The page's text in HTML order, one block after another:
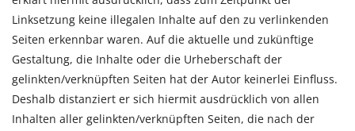
Linksetzung keine illegalen Inhalte auf den zu verlinkenden
Seiten erkennbar waren. Auf die aktuelle und zukünftige
Gestaltung, die Inhalte oder die Urheberschaft der
gelinkten/verknüpften Seiten hat der Autor keinerlei Einfluss.
Deshalb distanziert er sich hiermit ausdrücklich von allen
Inhalten aller gelinkten/verknüpften Seiten, die nach der